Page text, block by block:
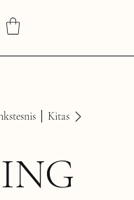
Kitas